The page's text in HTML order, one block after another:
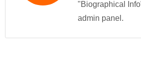
"Biographical
admin panel.